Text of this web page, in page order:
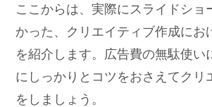
ここからは、実際にスライドショ
かった、クリエイティブ作成にお
を紹介します。広告費の無駄使い
にしっかりとコツをおさえてクリ
をしましょう。